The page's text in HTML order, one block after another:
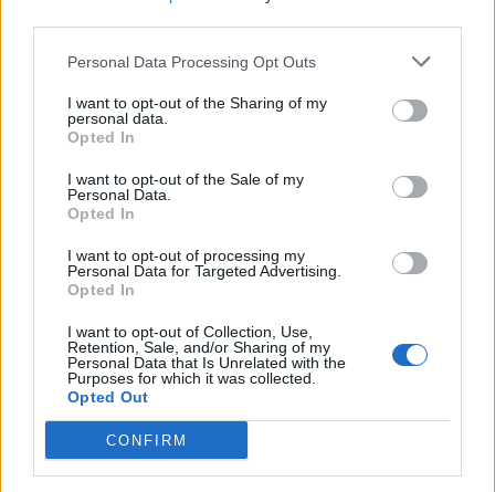
Personal Data Processing Opt Outs
I want to opt-out of the Sharing of my
personal data.
Opted In
I want to opt-out of the Sale of my
Personal Data.
Opted In
I want to opt-out of processing my
Personal Data for Targeted Advertising.
Opted In
I want to opt-out of Collection, Use,
Retention, Sale, and/or Sharing of my
Personal Data that Is Unrelated with the
Purposes for which it was collected.
Opted Out
CONFIRM
ΜΠΟΡΕΙ ΝΑ ΣΑΣ ΕΝΔΙΑΦΕΡΕΙ
ΝΔ στην Προανακριτική για
Φωτεινή Αραμπατζή: Ο γάμος της
Τζοχατζόπουλος και Λαλιώτης
09/04/2026